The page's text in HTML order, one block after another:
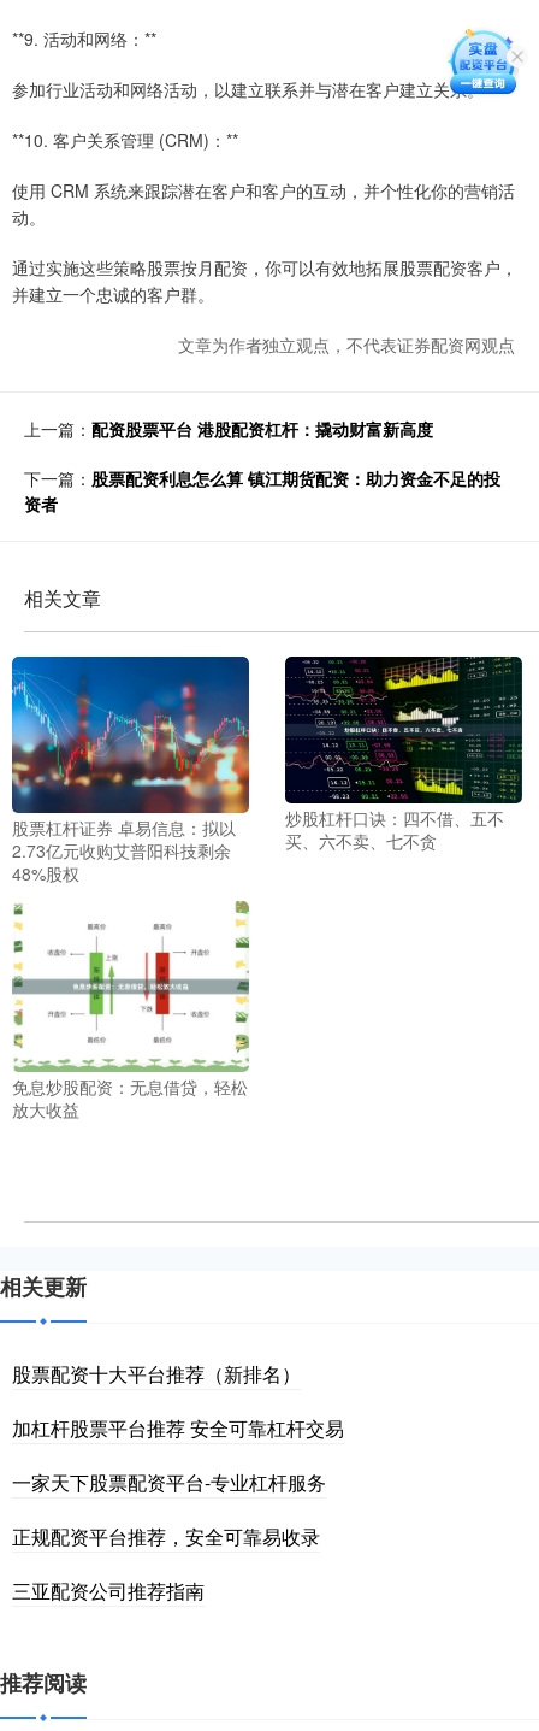
**9. 活动和网络：**
参加行业活动和网络活动，以建立联系并与潜在客户建立关系。
**10. 客户关系管理 (CRM)：**
使用 CRM 系统来跟踪潜在客户和客户的互动，并个性化你的营销活
动。
通过实施这些策略股票按月配资，你可以有效地拓展股票配资客户，
并建立一个忠诚的客户群。
文章为作者独立观点，不代表证券配资网观点
上一篇： 配资股票平台 港股配资杠杆：撬动财富新高度
下一篇： 股票配资利息怎么算 镇江期货配资：助力资金不足的投
资者
相关文章
股票杠杆证券 卓易信息：拟以
2.73亿元收购艾普阳科技剩余
48%股权
炒股杠杆口诀：四不借、五不
买、六不卖、七不贪
免息炒股配资：无息借贷，轻松
放大收益
相关更新
股票配资十大平台推荐（新排名）
加杠杆股票平台推荐 安全可靠杠杆交易
一家天下股票配资平台-专业杠杆服务
正规配资平台推荐，安全可靠易收录
三亚配资公司推荐指南
推荐阅读